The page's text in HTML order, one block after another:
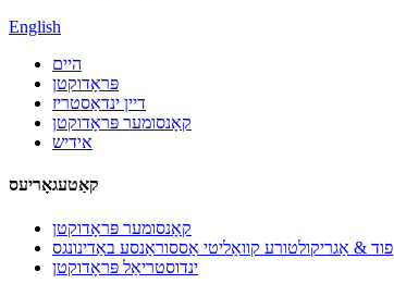
English
היים
פּראָדוקטן
דיין ינדאַסטריז
קאָנסומער פּראָדוקטן
אידיש
קאַטעגאָריעס
קאָנסומער פּראָדוקטן
פוד & אַגריקולטורע קוואַליטי אַססוראַנסע באַדינונגס
ינדוסטריאַל פּראָדוקטן